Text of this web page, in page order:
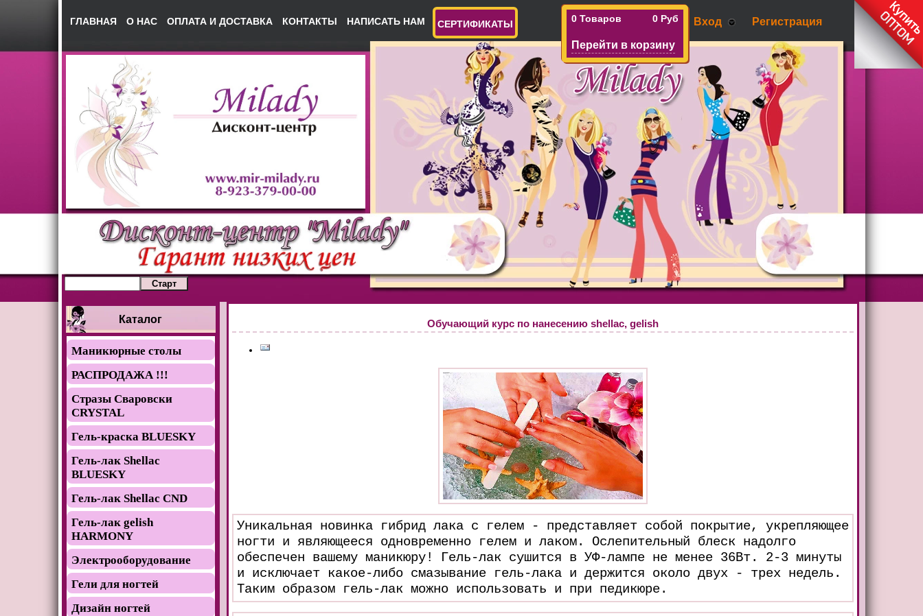
0 Товаров 0 Руб
Перейти в корзину
Вход Регистрация
ГЛАВНАЯ О НАС ОПЛАТА И ДОСТАВКА КОНТАКТЫ НАПИСАТЬ НАМ СЕРТИФИКАТЫ
Каталог
Маникюрные столы
РАСПРОДАЖА !!!
Стразы Сваровски
CRYSTAL
Гель-краска BLUESKY
Гель-лак Shellac
BLUESKY
Гель-лак Shellac CND
Гель-лак gelish
HARMONY
Электрооборудование
Гели для ногтей
Дизайн ногтей
Обучающий курс по нанесению shellac, gelish
Уникальная новинка гибрид лака с гелем - представляет собой покрытие, укрепляющее
ногти и являющееся одновременно гелем и лаком. Ослепительный блеск надолго
обеспечен вашему мaникюpу! Гель-лак сушится в УФ-лампе не менее 36Вт. 2-3 минуты
и исключает какое-либо смазывание гель-лака и держится около двух - трех недель.
Таким образом гель-лак можно использовать и при педикюре.